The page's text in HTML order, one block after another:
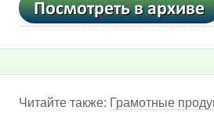
Читайте также: Грамотные